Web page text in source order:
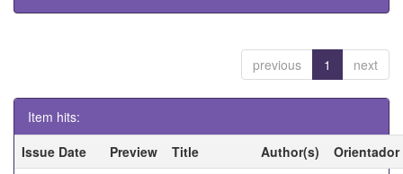
previous 1 next
Item hits:
Issue Date
Preview Title Author(s)
Orientador